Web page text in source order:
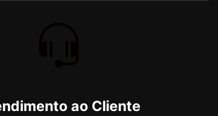
ao Cliente